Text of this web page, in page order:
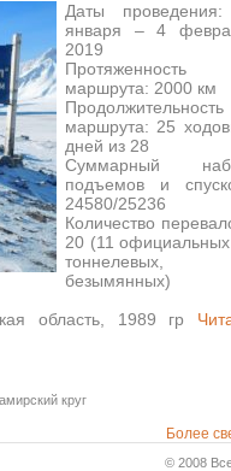
Даты
января – 4
2019
Протяженность
маршрута: 2000 км
Продолжительность
маршрута: 25
дней из 28
Суммарный
подъемов и
24580/25236
Количество
20 (11
тоннелевых,
безымянных)
область, 1989 гр
круг
Более
© 2008